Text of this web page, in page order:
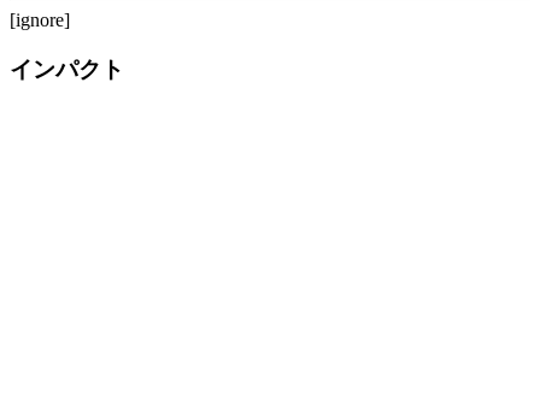
[ignore]
インパクト